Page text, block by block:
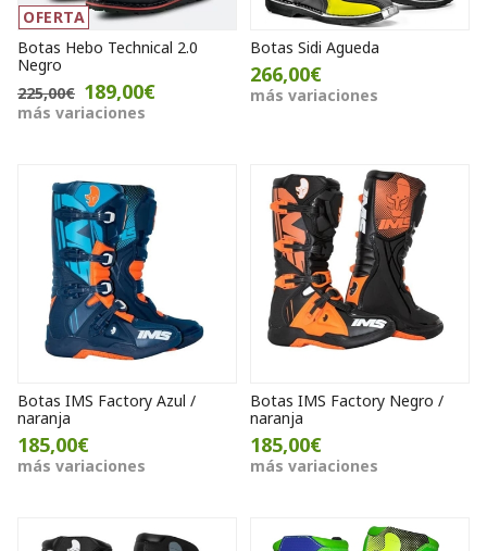
OFERTA
Botas Hebo Technical 2.0
Negro
225,00€ 189,00€
más variaciones
Botas Sidi Agueda
266,00€
más variaciones
Botas IMS Factory Azul /
naranja
185,00€
más variaciones
Botas IMS Factory Negro /
naranja
185,00€
más variaciones